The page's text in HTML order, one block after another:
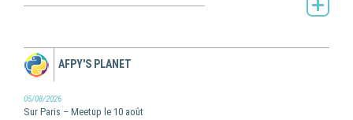
AFPY'S PLANET
05/08/2026
Sur Paris – Meetup le 10 août